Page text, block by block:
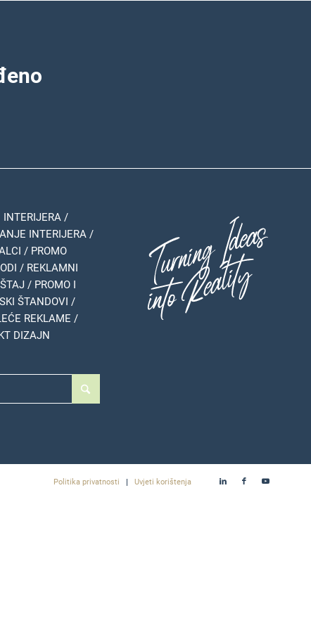
INTERIJERA /
INTERIJERA /
/ PROMO
/ REKLAMNI
/ PROMO I
ŠTANDOVI /
REKLAME /
DIZAJN
Politika privatnosti Uvjeti korištenja